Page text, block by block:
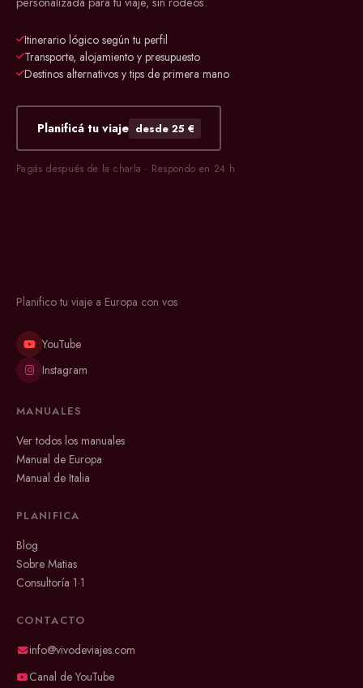
Itinerario lógico según tu perfil
Transporte, alojamiento y presupuesto
Destinos alternativos y tips de primera mano
Planificá tu viaje desde 25 €
Pagás después de la charla · Respondo en 24 h
Planifico tu viaje a Europa con vos
YouTube
Instagram
MANUALES
Ver todos los manuales
Manual de Europa
Manual de Italia
PLANIFICA
Blog
Sobre Matias
Consultoría 1·1
CONTACTO
info@vivodeviajes.com
Canal de YouTube